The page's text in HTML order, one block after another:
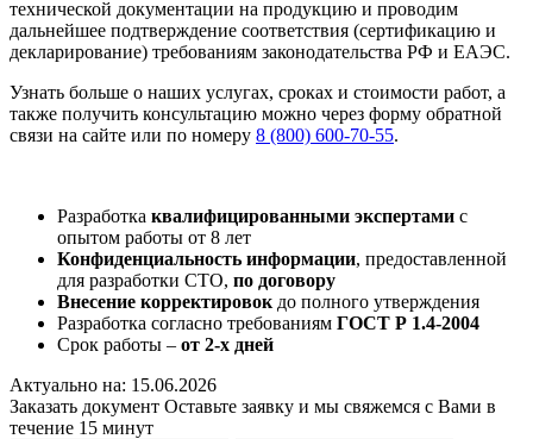
технической документации на продукцию и проводим
дальнейшее подтверждение соответствия (сертификацию и
декларирование) требованиям законодательства РФ и ЕАЭС.
Узнать больше о наших услугах, сроках и стоимости работ, а
также получить консультацию можно через форму обратной
связи на сайте или по номеру 8 (800) 600-70-55.
Разработка квалифицированными экспертами с
опытом работы от 8 лет
Конфиденциальность информации, предоставленной
для разработки СТО, по договору
Внесение корректировок до полного утверждения
Разработка согласно требованиям ГОСТ Р 1.4-2004
Срок работы – от 2-х дней
Актуально на: 15.06.2026
Заказать документ Оставьте заявку и мы свяжемся с Вами в
течение 15 минут